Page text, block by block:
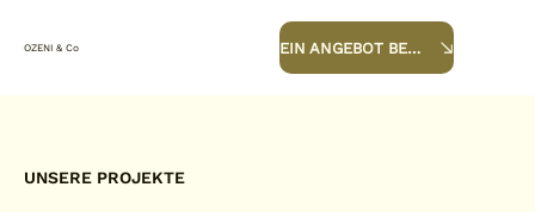
OZENI & Co EIN ANGEBOT BEKOMMEN
UNSERE PROJEKTE